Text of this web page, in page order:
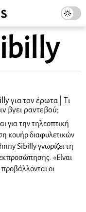
για τον έρωτα | Τι
βγει ραντεβού;
για την τηλεοπτική
κουήρ διαφυλετικών
Sibilly γνωρίζει τη
«Είναι
οι